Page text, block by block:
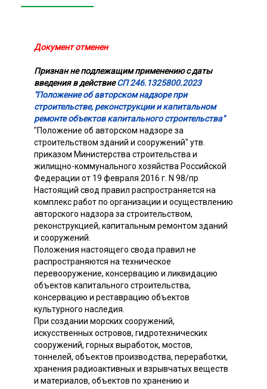
Документ отменен
Признан не подлежащим применению с даты
введения в действиеСП 246.1325800.2023
"Положение об авторском надзоре при
строительстве, реконструкции и капитальном
ремонте объектов капитального строительства"
"Положение об авторском надзоре за
строительством зданий и сооружений" утв.
приказом Министерства строительства и
жилищно-коммунального хозяйства Российской
Федерации от 19 февраля 2016 г. N 98/пр
Настоящий свод правил распространяется на
комплекс работ по организации и осуществлению
авторского надзора за строительством,
реконструкцией, капитальным ремонтом зданий
и сооружений.
Положения настоящего свода правил не
распространяются на техническое
перевооружение, консервацию и ликвидацию
объектов капитального строительства,
консервацию и реставрацию объектов
культурного наследия.
При создании морских сооружений,
искусственных островов, гидротехнических
сооружений, горных выработок, мостов,
тоннелей, объектов производства, переработки,
хранения радиоактивных и взрывчатых веществ
и материалов, объектов по хранению и